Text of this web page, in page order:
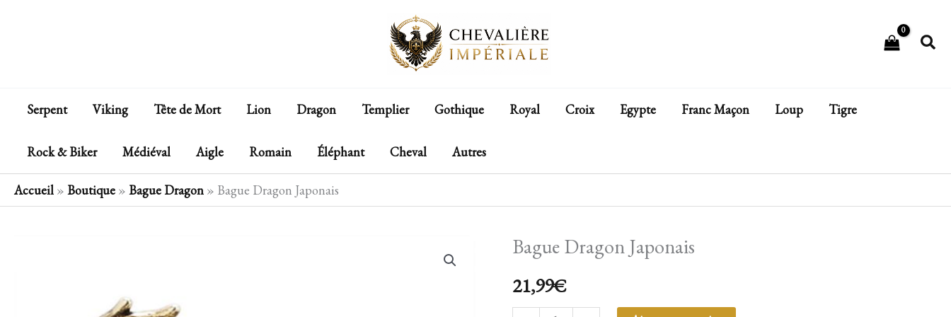
Serpent Viking Tête de Mort Lion Dragon Templier Gothique Royal Croix Egypte Franc Maçon Loup Tigre
Rock & Biker Médiéval Aigle Romain Éléphant Cheval Autres
Accueil » Boutique » Bague Dragon » Bague Dragon Japonais
Bague Dragon Japonais
21,99€
quantité
Bague